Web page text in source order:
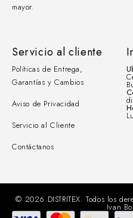
mayor.
Servicio al cliente
Políticas de Entrega,
Garantías y Cambios
Aviso de Privacidad
Servicio al Cliente
Contáctanos
© 2026 DISTRITEX. Todos los
Ivan